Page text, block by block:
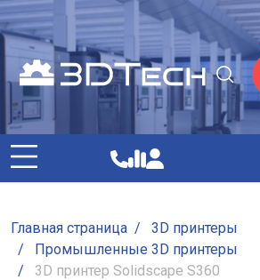
Главная страница /
3D принтеры
/
Промышленные 3D принтеры
/
3D принтер Solidscape S360